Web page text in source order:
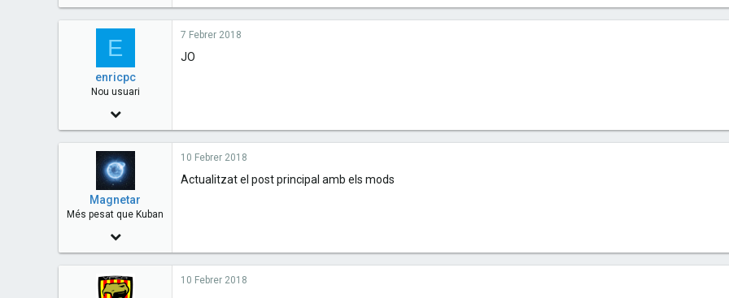
2,608
E
enricpc
Nou usuari
12 Juny 2016
41
7 Febrer 2018
JO
Magnetar
Més pesat que Kuban
22 Abril 2014
1,011
10 Febrer 2018
Actualitzat el post principal amb els mods
10 Febrer 2018